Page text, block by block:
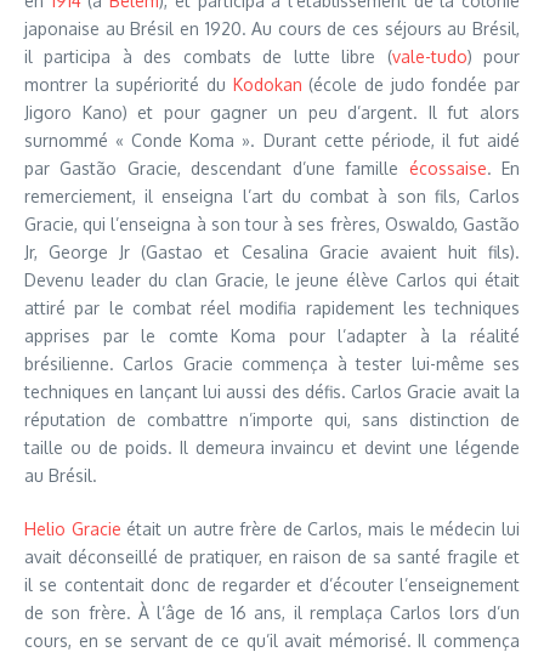
japonaise au Brésil en 1920. Au cours de ces séjours au Brésil,
il participa à des combats de lutte libre (vale-tudo) pour
montrer la supériorité du Kodokan (école de judo fondée par
Jigoro Kano) et pour gagner un peu d’argent. Il fut alors
surnommé « Conde Koma ». Durant cette période, il fut aidé
par Gastão Gracie, descendant d’une famille écossaise. En
remerciement, il enseigna l’art du combat à son fils, Carlos
Gracie, qui l’enseigna à son tour à ses frères, Oswaldo, Gastão
Jr, George Jr (Gastao et Cesalina Gracie avaient huit fils).
Devenu leader du clan Gracie, le jeune élève Carlos qui était
attiré par le combat réel modifia rapidement les techniques
apprises par le comte Koma pour l’adapter à la réalité
brésilienne. Carlos Gracie commença à tester lui-même ses
techniques en lançant lui aussi des défis. Carlos Gracie avait la
réputation de combattre n’importe qui, sans distinction de
taille ou de poids. Il demeura invaincu et devint une légende
au Brésil.
Helio Gracie était un autre frère de Carlos, mais le médecin lui
avait déconseillé de pratiquer, en raison de sa santé fragile et
il se contentait donc de regarder et d’écouter l’enseignement
de son frère. À l’âge de 16 ans, il remplaça Carlos lors d’un
cours, en se servant de ce qu’il avait mémorisé. Il commença